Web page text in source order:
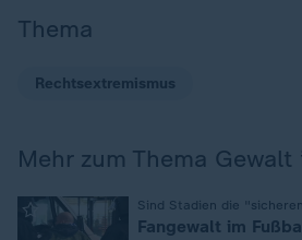
Thema
Rechtsextremismus
Mehr zum Thema
Sind Stadien die
Fangewalt im